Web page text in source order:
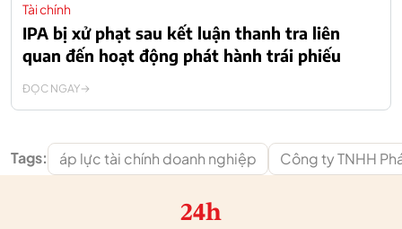
Tài chính
IPA bị xử phạt sau kết luận thanh tra liên
quan đến hoạt động phát hành trái phiếu
ĐỌC NGAY
Tags: áp lực tài chính doanh nghiệp Công ty TNHH
24h